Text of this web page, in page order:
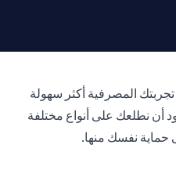
المصرفية أكثر سهولة
أن نطلعك على أنواع مختلفة
حماية نفسك منها.